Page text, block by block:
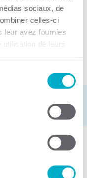
sociaux, de
celles-ci
leur avez fournies
de leurs
et